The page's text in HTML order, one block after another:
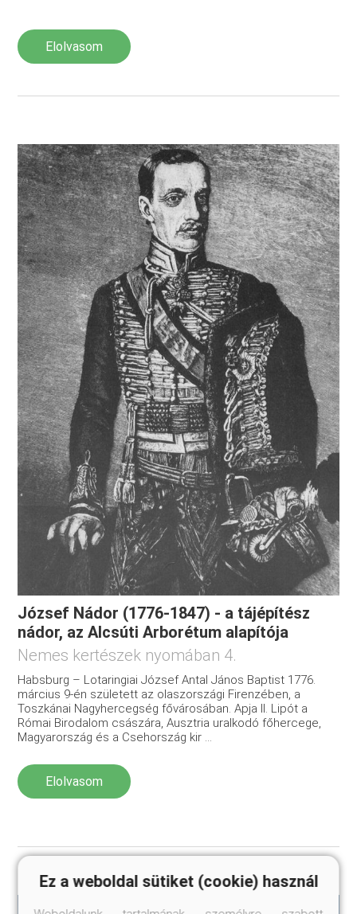
Elolvasom
József Nádor (1776-1847) - a tájépítész
nádor, az Alcsúti Arborétum alapítója
Nemes kertészek nyomában 4.
Habsburg – Lotaringiai József Antal János Baptist 1776.
március 9-én született az olaszországi Firenzében, a
Toszkánai Nagyhercegség fővárosában. Apja II. Lipót a
Római Birodalom császára, Ausztria uralkodó főhercege,
Magyarország és a Csehország kir ...
Elolvasom
Ez a weboldal sütiket (cookie) használ